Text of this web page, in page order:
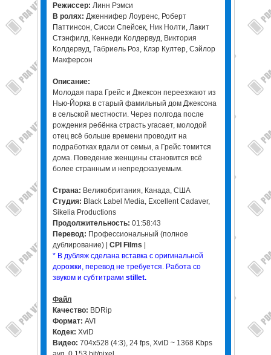
Режиссер: Линн Рэмси
В ролях: Дженнифер Лоуренс, Роберт
Паттинсон, Сисси Спейсек, Ник Нолти, Лакит
Стэнфилд, Кеннеди Колдервуд, Виктория
Колдервуд, Габриель Роз, Клэр Култер, Сэйлор
Макферсон
Описание:
Молодая пара Грейс и Джексон переезжают из
Нью-Йорка в старый фамильный дом Джексона
в сельской местности. Через полгода после
рождения ребёнка страсть угасает, молодой
отец всё больше времени проводит на
подработках вдали от семьи, а Грейс томится
дома. Поведение женщины становится всё
более странным и непредсказуемым.
Страна: Великобритания, Канада, США
Студия: Black Label Media, Excellent Cadaver,
Sikelia Productions
Продолжительность: 01:58:43
Перевод: Профессиональный (полное
дублирование) | CPI Films |
* В дубляж сделана вставка с оригинальной
дорожки, перевод не требуется. Работа со
звуком и субтитрами stillet.
Файл
Качество: BDRip
Формат: AVI
Кодек: XviD
Видео: 704x528 (4:3), 24 fps, XviD ~ 1368 Kbps